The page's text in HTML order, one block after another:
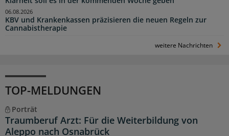
KBV und Krankenkassen präzisieren die neuen Regeln zur
Cannabistherapie
06.08.2026
weitere Nachrichten
TOP-MELDUNGEN
Porträt
Traumberuf Arzt: Für die Weiterbildung von
Aleppo nach Osnabrück